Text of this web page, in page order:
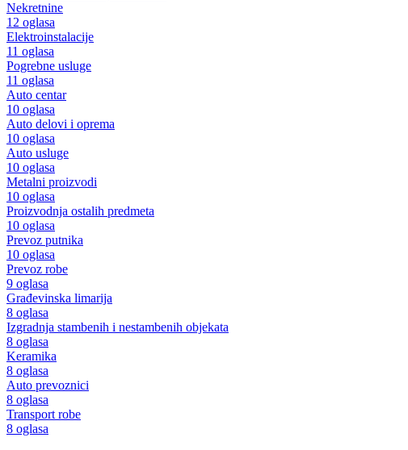
Nekretnine
12 oglasa
Elektroinstalacije
11 oglasa
Pogrebne usluge
11 oglasa
Auto centar
10 oglasa
Auto delovi i oprema
10 oglasa
Auto usluge
10 oglasa
Metalni proizvodi
10 oglasa
Proizvodnja ostalih predmeta
10 oglasa
Prevoz putnika
10 oglasa
Prevoz robe
9 oglasa
Građevinska limarija
8 oglasa
Izgradnja stambenih i nestambenih objekata
8 oglasa
Keramika
8 oglasa
Auto prevoznici
8 oglasa
Transport robe
8 oglasa